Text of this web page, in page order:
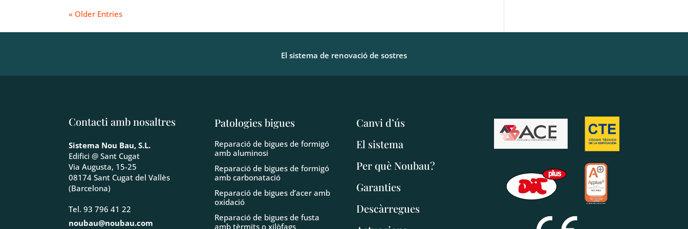
« Older Entries
El sistema de renovació de sostres
Contacti amb nosaltres
Sistema Nou Bau, S.L.
Edifici @ Sant Cugat
Via Augusta, 15-25
08174 Sant Cugat del Vallès
(Barcelona)
Tel. 93 796 41 22
noubau@noubau.com
Patologies bigues
Reparació de bigues de formigó
amb aluminosi
Reparació de bigues de formigó
amb carbonatació
Reparació de bigues d’acer amb
oxidació
Reparació de bigues de fusta
amb tèrmits o xilòfags
Canvi d’ús
El sistema
Per què Noubau?
Garanties
Descàrregues